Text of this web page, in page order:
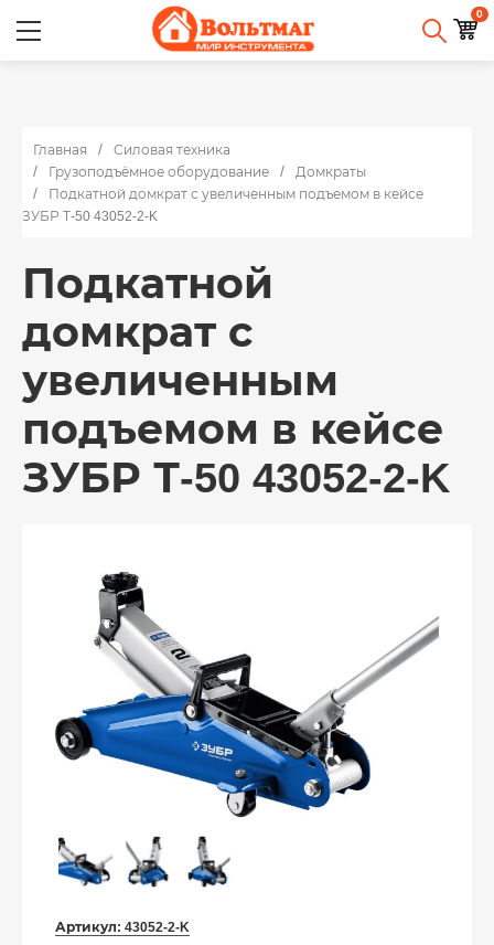
0
Главная
Силовая техника
Грузоподъёмное оборудование
Домкраты
Подкатной домкрат с увеличенным подъемом в кейсе
ЗУБР Т-50 43052-2-K
Подкатной
домкрат с
увеличенным
подъемом в кейсе
ЗУБР Т-50 43052-2-K
Артикул: 43052-2-K